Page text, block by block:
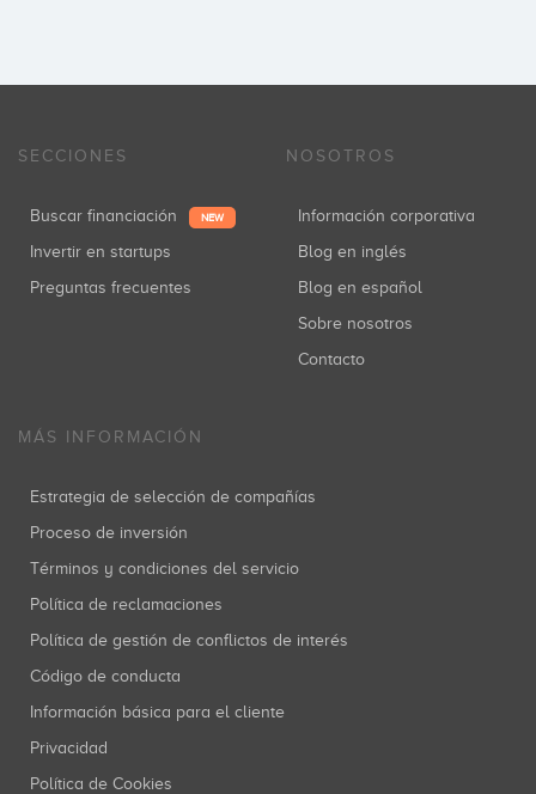
SECCIONES
Buscar financiación NEW
Invertir en startups
Preguntas frecuentes
NOSOTROS
Información corporativa
Blog en inglés
Blog en español
Sobre nosotros
Contacto
MÁS INFORMACIÓN
Estrategia de selección de compañías
Proceso de inversión
Términos y condiciones del servicio
Política de reclamaciones
Política de gestión de conflictos de interés
Código de conducta
Información básica para el cliente
Privacidad
Política de Cookies